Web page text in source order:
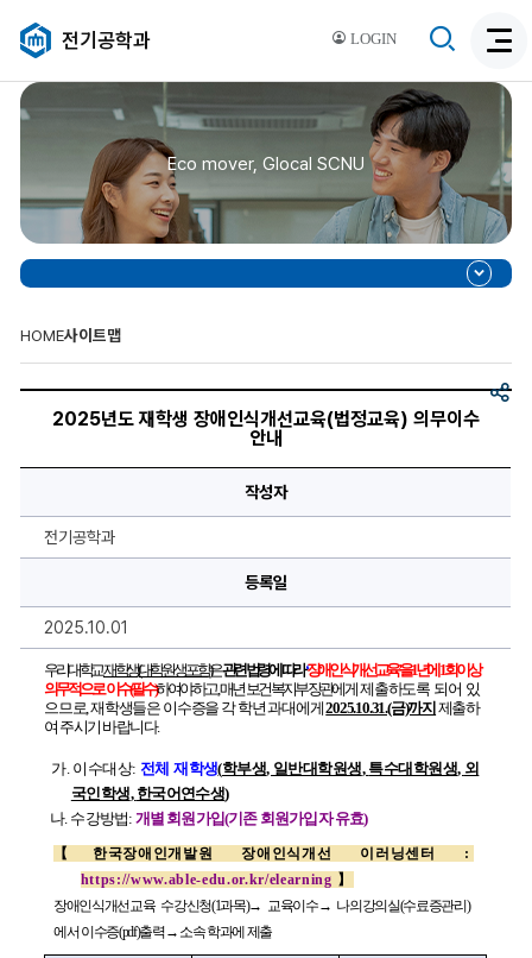
LOGIN
전기공학과
색
활
성
색
Eco mover, Glocal SCNU
HOME사이트맵
공
학
애
정
2025년도 재학생 장애인식개선교육(법정교육) 의무이수
안내
작성자
전기공학과
등록일
2025.10.01
우리 대학교 재학생대학원생 포함은 관련 법령에 따라 장애인식개선교육을 1년에 1회 이상
의무적으로 이수(필수)하여야 하고, 매년 보건복지부장관에게제출하도록 되어 있
으므로 , 재학생들은 이수증을 각 학년 과대에게 2025.10.31.(금)까지 제출하
여 주시기 바랍니다.
가. 이수대상: 전체 재학생(학부생, 일반대학원생, 특수대학원생, 외
국인학생, 한국어연수생)
나. 수강방법: 개별 회원가입(기존 회원가입자 유효)
【 한국장애인개발원 장애인식개선 이러닝센터
https://www.able-edu.or.kr/elearning 】
장애인식개선교육 수강신청(1과목)→ 교육이수→ 나의강의실(수료증관리)
에서 이수증(pdf)출력→ 소속 학과에 제출